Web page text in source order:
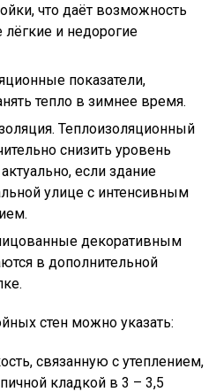
что даёт возможность
лёгкие и недорогие
показатели,
тепло в зимнее время.
Теплоизоляционный
снизить уровень
если здание
улице с интенсивным
декоративным
в дополнительной
стен можно указать:
связанную с утеплением,
кладкой в 3 – 3,5